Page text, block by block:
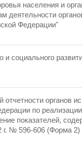
населения и
деятельности
Федерации"
и социального
органов
по
показателей,
г. № 596-606 (Форма 2)